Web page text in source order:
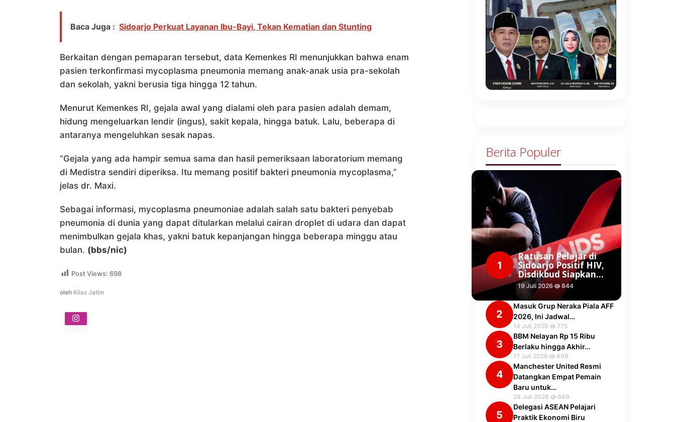
Baca Juga : Sidoarjo Perkuat Layanan Ibu-Bayi, Tekan Kematian dan Stunting
Berkaitan dengan pemaparan tersebut, data Kemenkes RI menunjukkan bahwa enam
pasien terkonfirmasi mycoplasma pneumonia memang anak-anak usia pra-sekolah
dan sekolah, yakni berusia tiga hingga 12 tahun.
Menurut Kemenkes RI, gejala awal yang dialami oleh para pasien adalah demam,
hidung mengeluarkan lendir (ingus), sakit kepala, hingga batuk. Lalu, beberapa di
antaranya mengeluhkan sesak napas.
“Gejala yang ada hampir semua sama dan hasil pemeriksaan laboratorium memang
di Medistra sendiri diperiksa. Itu memang positif bakteri pneumonia mycoplasma,”
jelas dr. Maxi.
Sebagai informasi, mycoplasma pneumoniae adalah salah satu bakteri penyebab
pneumonia di dunia yang dapat ditularkan melalui cairan droplet di udara dan dapat
menimbulkan gejala khas, yakni batuk kepanjangan hingga beberapa minggu atau
bulan. (bbs/nic)
Post Views: 698
oleh Kilas Jatim
Berita Populer
1
Ratusan Pelajar di
Sidoarjo Positif HIV,
Disdikbud Siapkan…
19 Juli 2026 844
2
Masuk Grup Neraka Piala AFF
2026, Ini Jadwal…
14 Juli 2026 775
3
BBM Nelayan Rp 15 Ribu
Berlaku hingga Akhir…
17 Juli 2026 698
4
Manchester United Resmi
Datangkan Empat Pemain
Baru untuk…
28 Juli 2026 669
5
Delegasi ASEAN Pelajari
Praktik Ekonomi Biru